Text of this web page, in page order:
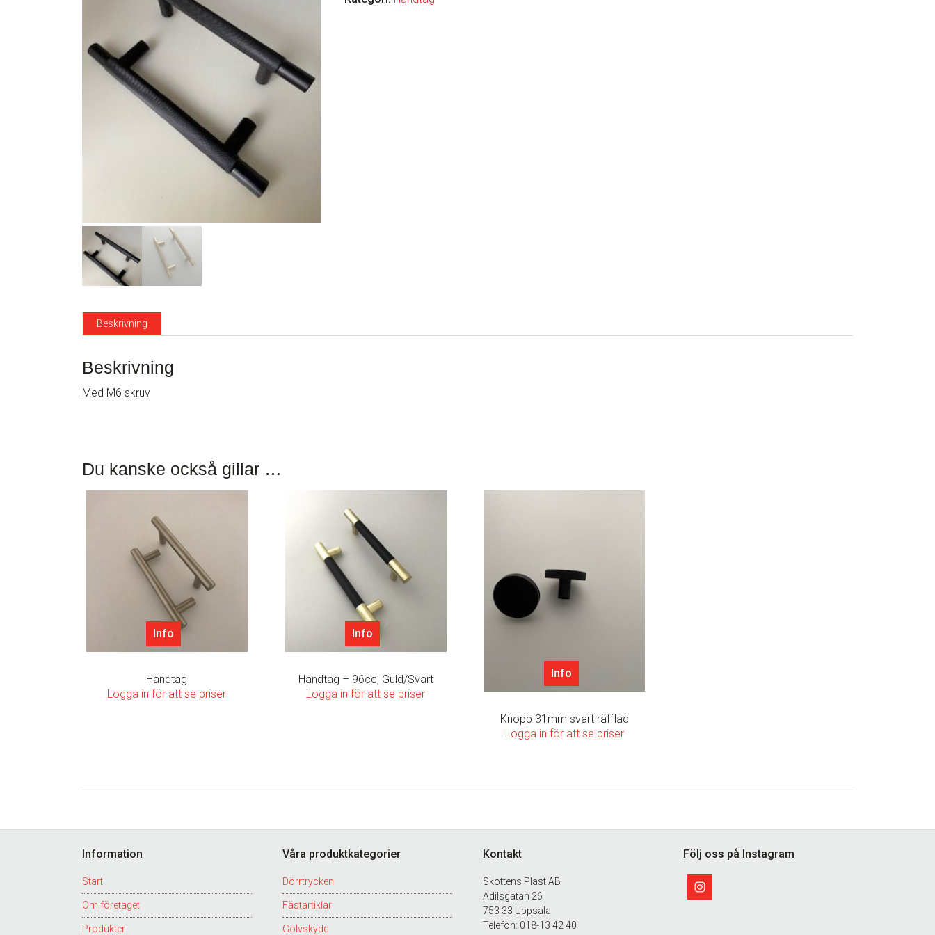
Beskrivning
Beskrivning
Med M6 skruv
Du kanske också gillar …
Info
Handtag
Logga in för att se priser
Info
Handtag – 96cc, Guld/Svart
Logga in för att se priser
Info
Knopp 31mm svart räfflad
Logga in för att se priser
Information
Start
Om företaget
Produkter
Våra produktkategorier
Dörrtrycken
Fästartiklar
Golvskydd
Kontakt
Skottens Plast AB
Adilsgatan 26
753 33 Uppsala
Telefon: 018-13 42 40
Följ oss på Instagram